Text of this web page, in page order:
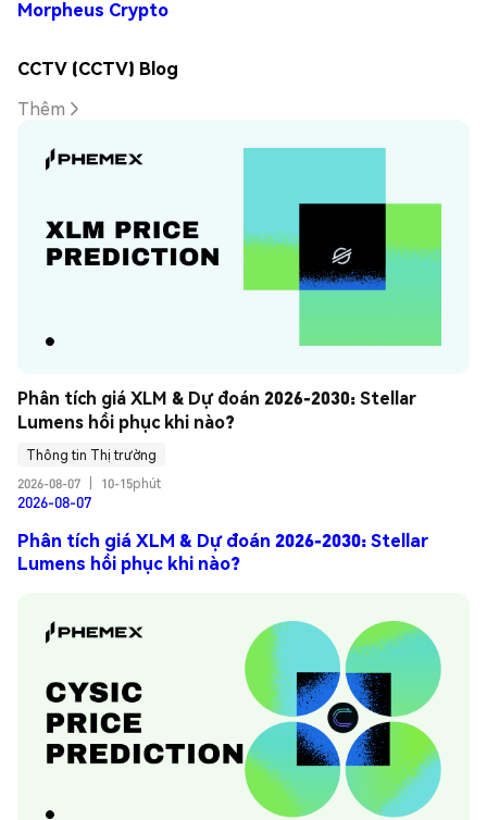
Morpheus Crypto
CCTV (CCTV) Blog
Thêm
Phân tích giá XLM & Dự đoán 2026-2030: Stellar
Lumens hồi phục khi nào?
Thông tin Thị trường
2026-08-07
10-15phút
2026-08-07
Phân tích giá XLM & Dự đoán 2026-2030: Stellar
Lumens hồi phục khi nào?